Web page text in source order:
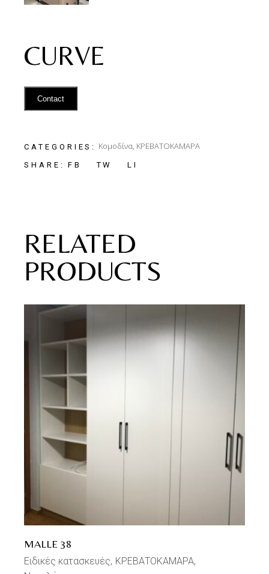
CURVE
Contact
CATEGORIES: Κομοδίνα, ΚΡΕΒΑΤΟΚΑΜΑΡΑ
SHARE: FB TW LI
RELATED
PRODUCTS
MALLE 38
Ειδικές κατασκευές ΚΡΕΒΑΤΟΚΑΜΑΡΑ